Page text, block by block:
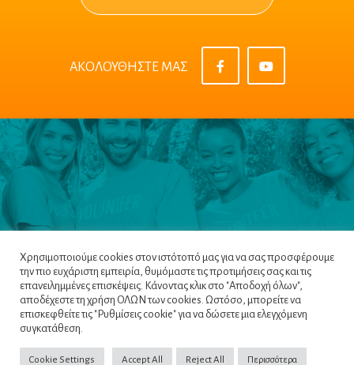
ΑΚΟΛΟΥΘΗΣΤΕ ΜΑΣ
Προϋποθέσεις|Cookie Policy
Χρησιμοποιούμε cookies στον ιστότοπό μας για να σας προσφέρουμε
την πιο ευχάριστη εμπειρία, θυμόμαστε τις προτιμήσεις σας και τις
επανειλημμένες επισκέψεις. Κάνοντας κλικ στο "Αποδοχή όλων",
αποδέχεστε τη χρήση ΟΛΩΝ των cookies. Ωστόσο, μπορείτε να
επισκεφθείτε τις "Ρυθμίσεις cookie" για να δώσετε μια ελεγχόμενη
συγκατάθεση.
Cookie Settings Accept All Reject All Περισσότερα